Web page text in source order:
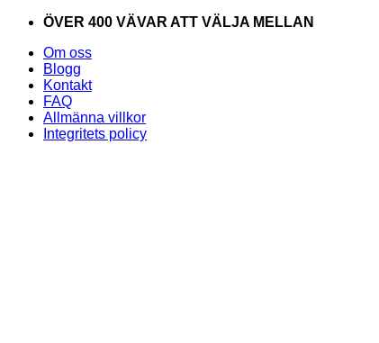
Skip
content
ÖVER 400 VÄVAR ATT VÄLJA MELLAN
Om oss
Blogg
Kontakt
FAQ
Allmänna villkor
Integritets policy